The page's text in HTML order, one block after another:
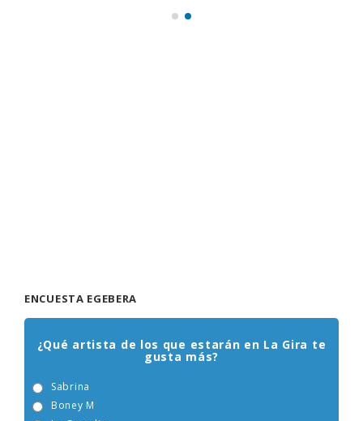
ENCUESTA EGEBERA
¿Qué artista de los que estarán en La Gira te
gusta más?
Sabrina
Boney M